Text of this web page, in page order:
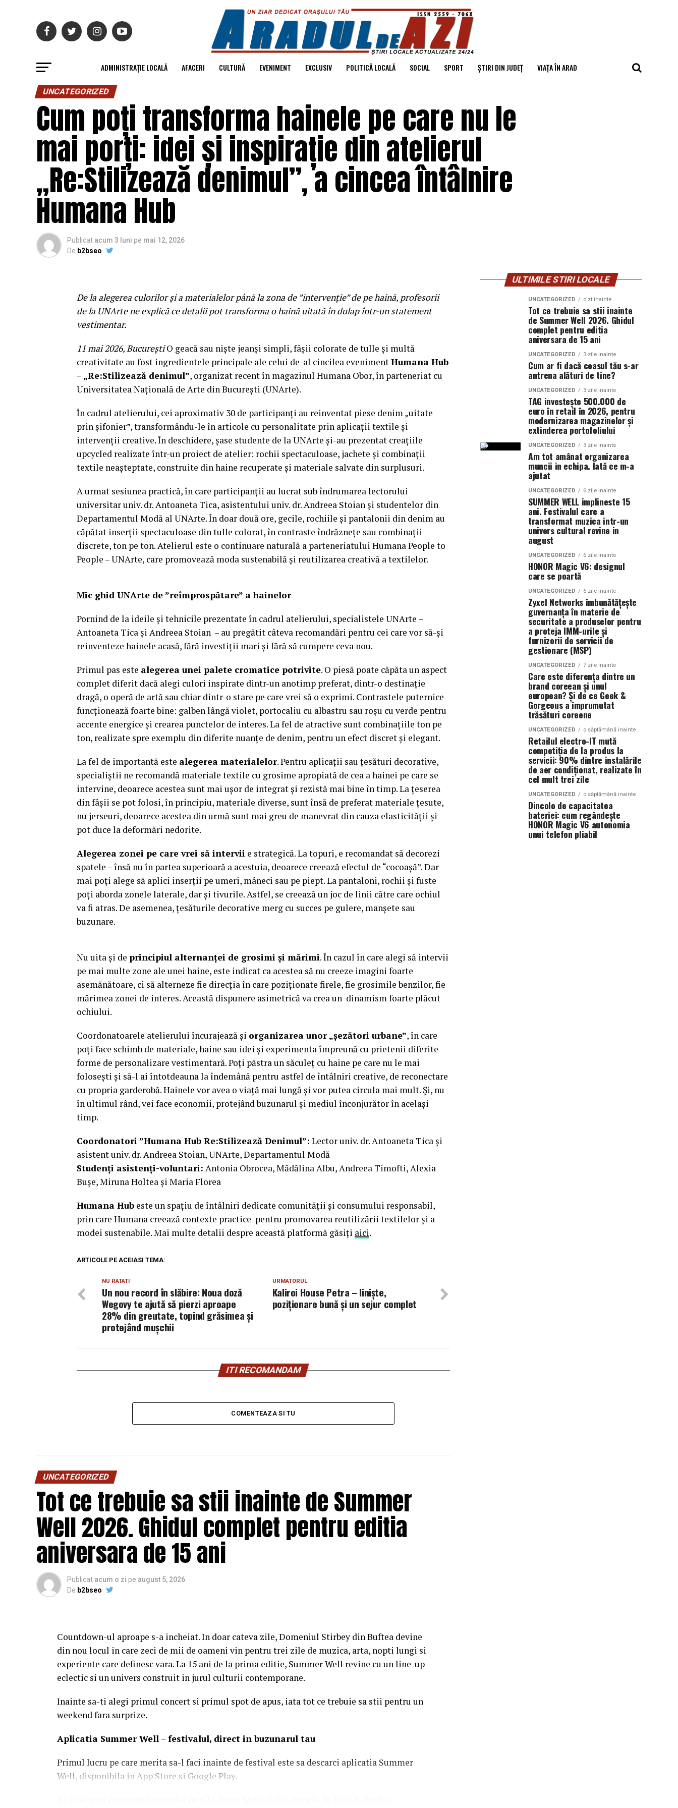
ADMINISTRAȚIE LOCALĂ AFACERI CULTURĂ EVENIMENT EXCLUSIV POLITICĂ LOCALĂ SOCIAL SPORT ȘTIRI DIN JUDEȚ VIAȚA ÎN ARAD
UNCATEGORIZED
Cum poți transforma hainele pe care nu le
mai porți: idei și inspirație din atelierul
„Re:Stilizează denimul”, a cincea întâlnire
Humana Hub
Publicat acum 3 luni pe mai 12, 2026
De b2bseo
De la alegerea culorilor și a materialelor până la zona de ”intervenție” de pe haină, profesorii
de la UNArte ne explică ce detalii pot transforma o haină uitată în dulap într-un statement
vestimentar.
11 mai 2026, BucureștiO geacă sau niște jeanși simpli, fâșii colorate de tulle și multă
creativitate au fost ingredientele principale ale celui de-al cincilea evenimentHumana Hub
– „Re:Stilizează denimul”, organizat recent în magazinul Humana Obor, în parteneriat cu
Universitatea Națională de Arte din București (UNArte).
În cadrul atelierului, cei aproximativ 30 de participanți au reinventat piese denim „uitate
prin șifonier”, transformându-le în articole cu personalitate prin aplicații textile și
intervenții creative. În deschidere, șase studente de la UNArte și-au prezentat creațiile
upcycled realizate într-un proiect de atelier: rochii spectaculoase, jachete și combinații
textile neașteptate, construite din haine recuperate și materiale salvate din surplusuri.
A urmat sesiunea practică, în care participanții au lucrat sub îndrumarea lectorului
universitar univ. dr. Antoaneta Tica, asistentului univ. dr. Andreea Stoian și studentelor din
Departamentul Modă al UNArte. În doar două ore, gecile, rochiile și pantalonii din denim au
căpătat inserții spectaculoase din tulle colorat, în contraste îndrăznețe sau combinații
discrete, ton pe ton. Atelierul este o continuare naturală a parteneriatului Humana People to
People – UNArte, care promovează moda sustenabilă și reutilizarea creativă a textilelor.
Mic ghid UNArte de ”reîmprospătare” a hainelor
Pornind de la ideile și tehnicile prezentate în cadrul atelierului, specialistele UNArte –
Antoaneta Tica și Andreea Stoian – au pregătit câteva recomandări pentru cei care vor să-și
reinventeze hainele acasă, fără investiții mari și fără să cumpere ceva nou.
Primul pas este alegerea unei palete cromatice potrivite. O piesă poate căpăta un aspect
complet diferit dacă alegi culori inspirate dintr-un anotimp preferat, dintr-o destinație
dragă, o operă de artă sau chiar dintr-o stare pe care vrei să o exprimi. Contrastele puternice
funcționează foarte bine: galben lângă violet, portocaliu cu albastru sau roșu cu verde pentru
accente energice și crearea punctelor de interes. La fel de atractive sunt combinațiile ton pe
ton, realizate spre exemplu din diferite nuanțe de denim, pentru un efect discret și elegant.
La fel de importantă este alegerea materialelor. Pentru aplicații sau țesături decorative,
specialiștii ne recomandă materiale textile cu grosime apropiată de cea a hainei pe care se
intervine, deoarece acestea sunt mai ușor de integrat și rezistă mai bine în timp. La țeserea
din fâșii se pot folosi, în principiu, materiale diverse, sunt însă de preferat materiale țesute,
nu jerseuri, deoarece acestea din urmă sunt mai greu de manevrat din cauza elasticității și
pot duce la deformări nedorite.
Alegerea zonei pe care vrei să intervii e strategică. La topuri, e recomandat să decorezi
spatele – însă nu în partea superioară a acestuia, deoarece creează efectul de “cocoașă”. Dar
mai poți alege să aplici inserții pe umeri, mâneci sau pe piept. La pantaloni, rochii și fuste
poți aborda zonele laterale, dar și tivurile. Astfel, se creează un joc de linii către care ochiul
va fi atras. De asemenea, țesăturile decorative merg cu succes pe gulere, manșete sau
buzunare.
Nu uita și de principiul alternanței de grosimi și mărimi. În cazul în care alegi să intervii
pe mai multe zone ale unei haine, este indicat ca acestea să nu creeze imagini foarte
asemănătoare, ci să alterneze fie direcția în care poziționate firele, fie grosimile benzilor, fie
mărimea zonei de interes. Această dispunere asimetrică va crea un dinamism foarte plăcut
ochiului.
Coordonatoarele atelierului încurajează și organizarea unor „șezători urbane”, în care
poți face schimb de materiale, haine sau idei și experimenta împreună cu prietenii diferite
forme de personalizare vestimentară. Poți păstra un săculeț cu haine pe care nu le mai
folosești și să-l ai întotdeauna la îndemână pentru astfel de întâlniri creative, de reconectare
cu propria garderobă. Hainele vor avea o viață mai lungă și vor putea circula mai mult. Și, nu
în ultimul rând, vei face economii, protejând buzunarul și mediul înconjurător în același
timp.
Coordonatori ”Humana Hub Re:Stilizează Denimul”: Lector univ. dr. Antoaneta Tica și
asistent univ. dr. Andreea Stoian, UNArte, Departamentul Modă
Studenți asistenți-voluntari: Antonia Obrocea, Mădălina Albu, Andreea Timofti, Alexia
Bușe, Miruna Holtea și Maria Florea
Humana Hub este un spațiu de întâlniri dedicate comunității și consumului responsabil,
prin care Humana creează contexte practice pentru promovarea reutilizării textilelor și a
modei sustenabile. Mai multe detalii despre această platformă găsiți aici.
ARTICOLE PE ACEIASI TEMA:
URMATORUL
Kaliroi House Petra – liniște,
poziționare bună și un sejur complet
NU RATATI
Un nou record în slăbire: Noua doză
Wegovy te ajută să pierzi aproape
28% din greutate, topind grăsimea și
protejând mușchii
ITI RECOMANDAM
COMENTEAZA SI TU
UNCATEGORIZED
Tot ce trebuie sa stii inainte de Summer
Well 2026. Ghidul complet pentru editia
aniversara de 15 ani
Publicat acum o zi pe august 5, 2026
De b2bseo
Countdown-ul aproape s-a incheiat. In doar cateva zile, Domeniul Stirbey din Buftea devine
din nou locul in care zeci de mii de oameni vin pentru trei zile de muzica, arta, nopti lungi si
experiente care definesc vara. La 15 ani de la prima editie, Summer Well revine cu un line-up
eclectic si un univers construit in jurul culturii contemporane.
Inainte sa-ti alegi primul concert si primul spot de apus, iata tot ce trebuie sa stii pentru un
weekend fara surprize.
Aplicatia Summer Well – festivalul, direct in buzunarul tau
Primul lucru pe care merita sa-l faci inainte de festival este sa descarci aplicatia Summer
Well, disponibila in App Store si Google Play.
ULTIMILE STIRI LOCALE
UNCATEGORIZED o zi inainte
Tot ce trebuie sa stii inainte
de Summer Well 2026. Ghidul
complet pentru editia
aniversara de 15 ani
UNCATEGORIZED 3 zile inainte
Cum ar fi dacă ceasul tău s-ar
antrena alături de tine?
UNCATEGORIZED 3 zile inainte
TAG investește 500.000 de
euro în retail în 2026, pentru
modernizarea magazinelor și
extinderea portofoliului
UNCATEGORIZED 3 zile inainte
Am tot amânat organizarea
muncii in echipa. Iată ce m-a
ajutat
UNCATEGORIZED 6 zile inainte
SUMMER WELL implineste 15
ani. Festivalul care a
transformat muzica intr-un
univers cultural revine in
august
UNCATEGORIZED 6 zile inainte
HONOR Magic V6: designul
care se poartă
UNCATEGORIZED 6 zile inainte
Zyxel Networks îmbunătățește
guvernanța în materie de
securitate a produselor pentru
a proteja IMM-urile și
furnizorii de servicii de
gestionare (MSP)
UNCATEGORIZED 7 zile inainte
Care este diferența dintre un
brand coreean și unul
european? Și de ce Geek &
Gorgeous a împrumutat
trăsături coreene
UNCATEGORIZED o săptămână inainte
Retailul electro-IT mută
competiția de la produs la
servicii: 90% dintre instalările
de aer condiționat, realizate în
cel mult trei zile
UNCATEGORIZED o săptămână inainte
Dincolo de capacitatea
bateriei: cum regândește
HONOR Magic V6 autonomia
unui telefon pliabil